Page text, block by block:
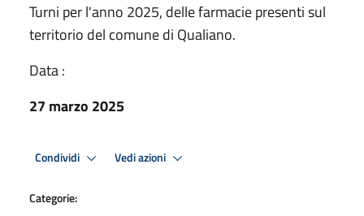
Turni per l'anno 2025, delle farmacie presenti sul
territorio del comune di Qualiano.
Data :
27 marzo 2025
Condividi Vedi azioni
Categorie: